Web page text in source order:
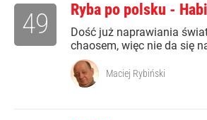
Ryba po polsku -
Dość już naprawiania
chaosem, więc nie da się
49
Maciej Rybiński